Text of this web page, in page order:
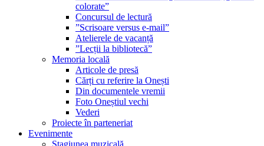
colorate”
Concursul de lectură
”Scrisoare versus e-mail”
Atelierele de vacanță
”Lecții la bibliotecă”
Memoria locală
Articole de presă
Cărți cu referire la Onești
Din documentele vremii
Foto Oneștiul vechi
Vederi
Proiecte în parteneriat
Evenimente